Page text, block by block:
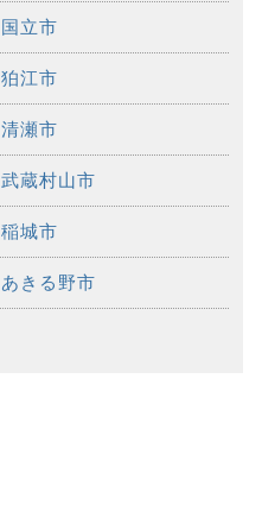
国立市
狛江市
清瀬市
武蔵村山市
稲城市
あきる野市